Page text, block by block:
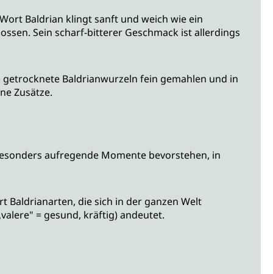
Baldrian klingt sanft und weich wie ein
Sein scharf-bitterer Geschmack ist allerdings
Baldrianwurzeln fein gemahlen und in
Zusätze.
aufregende Momente bevorstehen, in
Baldrianarten, die sich in der ganzen Welt
= gesund, kräftig) andeutet.